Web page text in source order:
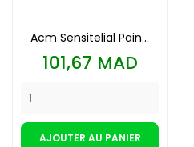
Acm Sensitelial Pain...
Prix
101,67 MAD
AJOUTER AU PANIER